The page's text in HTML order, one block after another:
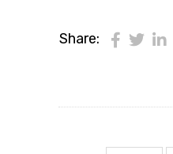
Share: